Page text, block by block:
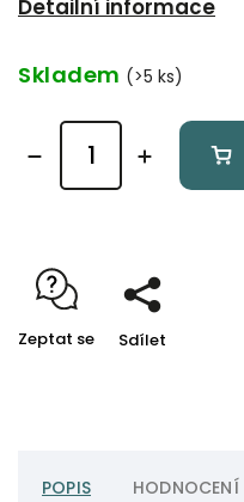
Detailní informace
Skladem (>5 ks)
Zeptat se Sdílet
POPIS